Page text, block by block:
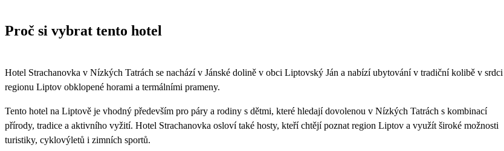
Proč si vybrat tento hotel
Hotel Strachanovka v Nízkých Tatrách se nachází v Jánské dolině v obci Liptovský Ján a nabízí ubytování v tradiční kolibě v srdci
regionu Liptov obklopené horami a termálními prameny.
Tento hotel na Liptově je vhodný především pro páry a rodiny s dětmi, které hledají dovolenou v Nízkých Tatrách s kombinací
přírody, tradice a aktivního vyžití. Hotel Strachanovka osloví také hosty, kteří chtějí poznat region Liptov a využít široké možnosti
turistiky, cyklovýletů i zimních sportů.